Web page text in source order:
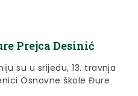
Prejca Desinić
su u srijedu, 13. travnja
Osnovne škole Đure